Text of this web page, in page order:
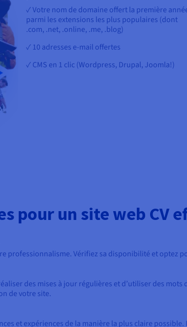
✓ Votre nom de domaine offert la première
parmi les extensions les plus populaires (dont
.com, .net, .online, .me, .blog)
✓ 10 adresses e-mail offertes
✓ CMS en 1 clic (Wordpress, Drupal, Joomla!)
pour un site web CV
professionnalisme. Vérifiez sa disponibilité et optez
des mises à jour régulières et d’utiliser des
de votre site.
et expériences de la manière la plus claire